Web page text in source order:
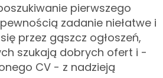
pierwszego
zadanie niełatwe i
przez gąszcz ogłoszeń,
szukają dobrych ofert i -
CV - z nadzieją